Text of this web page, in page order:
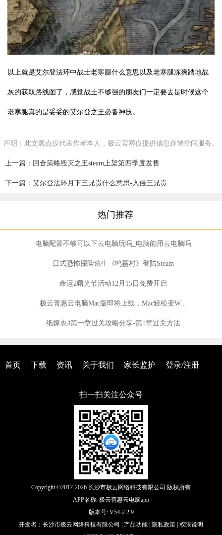
以上就是艾尔登法环中战士老寒腿什么意思以及老寒腿冻爽踏地战
灰的获取路线图了，感觉战士不够强的朋友们一定要去是时候这个
老寒腿真的是妥妥的艾尔登之王必备神技。
声明：此文观点仅代表作者本人，极云官网仅提供信息存储空间服务。
上一篇：回合策略毁灭之王steam上架第四季度发售
下一篇：艾尔登法环月下三兄贵什么意思-入侵三兄贵
热门推荐
电脑配置不够可以下云电脑玩吗_电脑能用云电脑吗
日式恐怖探险逃生《鸣蟇村》登陆Steam
命运2曙光节活动12月15日免费开启
极云普惠云电脑Mac版即将上线，Mac轻松变W...
纸嫁衣4第一章过关攻略分享-第1章过关方法
首页 下载 资讯 关于我们 家长监护 登录/注册
扫一扫关注公众号
Copyright ©2017-2026 长沙市极云网络科技有限公司 版权所有
APP名称: 极云普惠云电脑app
版本号: V54-2.2.9
开发者：长沙市极云网络科技有限公司 | 产品功能 隐私政策 权限说明